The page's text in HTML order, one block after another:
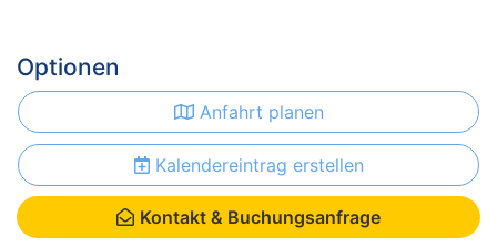
Optionen
Anfahrt planen
Kalendereintrag erstellen
Kontakt & Buchungsanfrage